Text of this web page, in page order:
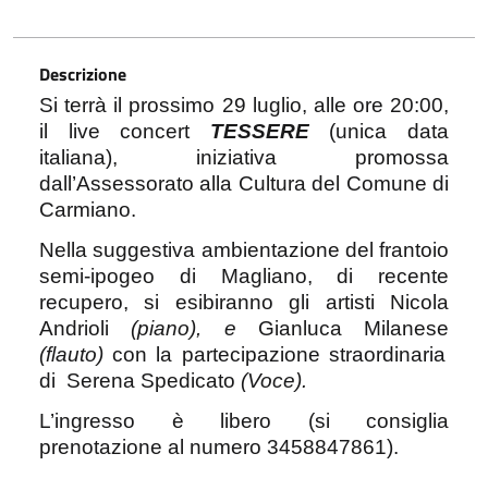
Descrizione
Si terrà il prossimo 29 luglio, alle ore 20:00,
il live concert TESSERE (unica data
italiana), iniziativa promossa
dall’Assessorato alla Cultura del Comune di
Carmiano.
Nella suggestiva ambientazione del frantoio
semi-ipogeo di Magliano, di recente
recupero, si esibiranno gli artisti Nicola
Andrioli (piano), e Gianluca Milanese
(flauto)con la partecipazione straordinaria
di Serena Spedicato (Voce).
L’ingresso è libero (si consiglia
prenotazione al numero 3458847861).